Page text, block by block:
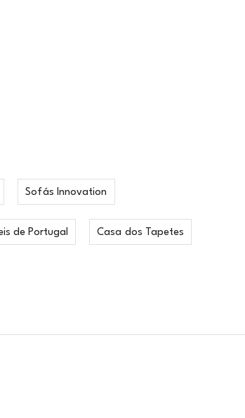
Sofás Innovation
de Portugal Casa dos Tapetes